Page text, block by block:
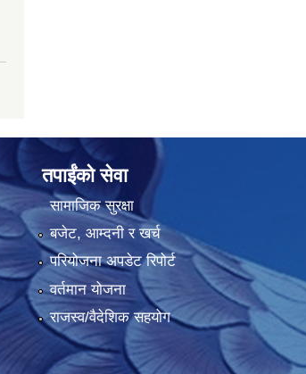
तपाईंको सेवा
सामाजिक सुरक्षा
बजेट, आम्दनी र खर्च
परियोजना अपडेट रिपोर्ट
वर्तमान योजना
राजस्व/वैदेशिक सहयोग